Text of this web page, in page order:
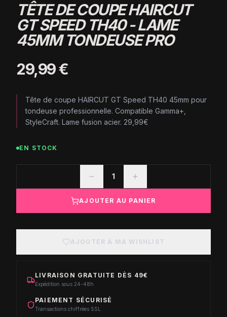
TÊTE DE COUPE HAIRCUT
GT SPEED TH40 - LAME
45MM TONDEUSE PRO
29,99 €
Tête de coupe HAIRCUT GT Speed TH40 45mm pour
tondeuse professionnelle. Compatible Gamma+,
StyleCraft. Lame fusion acier. 29,99€
EN STOCK
1
AJOUTER AU PANIER
AJOUTER À MA WISHLIST
LIVRAISON GRATUITE DÈS 49€
Expédition sous 24-48h
PAIEMENT SÉCURISÉ
Transactions chiffrées SSL